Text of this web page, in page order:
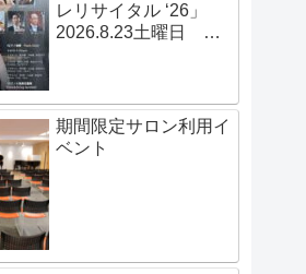
レリサイタル ‘26」
2026.8.23土曜日
期間限定サロン利用イ
ベント